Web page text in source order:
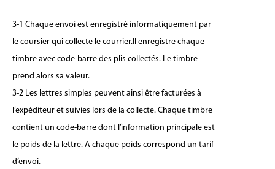
3-1 Chaque envoi est enregistré informatiquement par
le coursier qui collecte le courrier.Il enregistre chaque
timbre avec code-barre des plis collectés. Le timbre
prend alors sa valeur.
3-2 Les lettres simples peuvent ainsi être facturées à
l’expéditeur et suivies lors de la collecte. Chaque timbre
contient un code-barre dont l’information principale est
le poids de la lettre. A chaque poids correspond un tarif
d’envoi.